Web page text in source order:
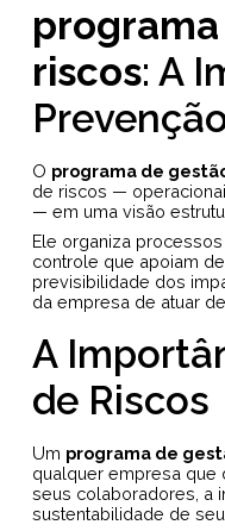
riscos: A
O programa de
de riscos —
— em uma visão
Ele organiza
controle que apoiam
previsibilidade dos
da empresa de atuar
A
de Riscos
Um programa de
qualquer empresa que
seus colaboradores, a
sustentabilidade de